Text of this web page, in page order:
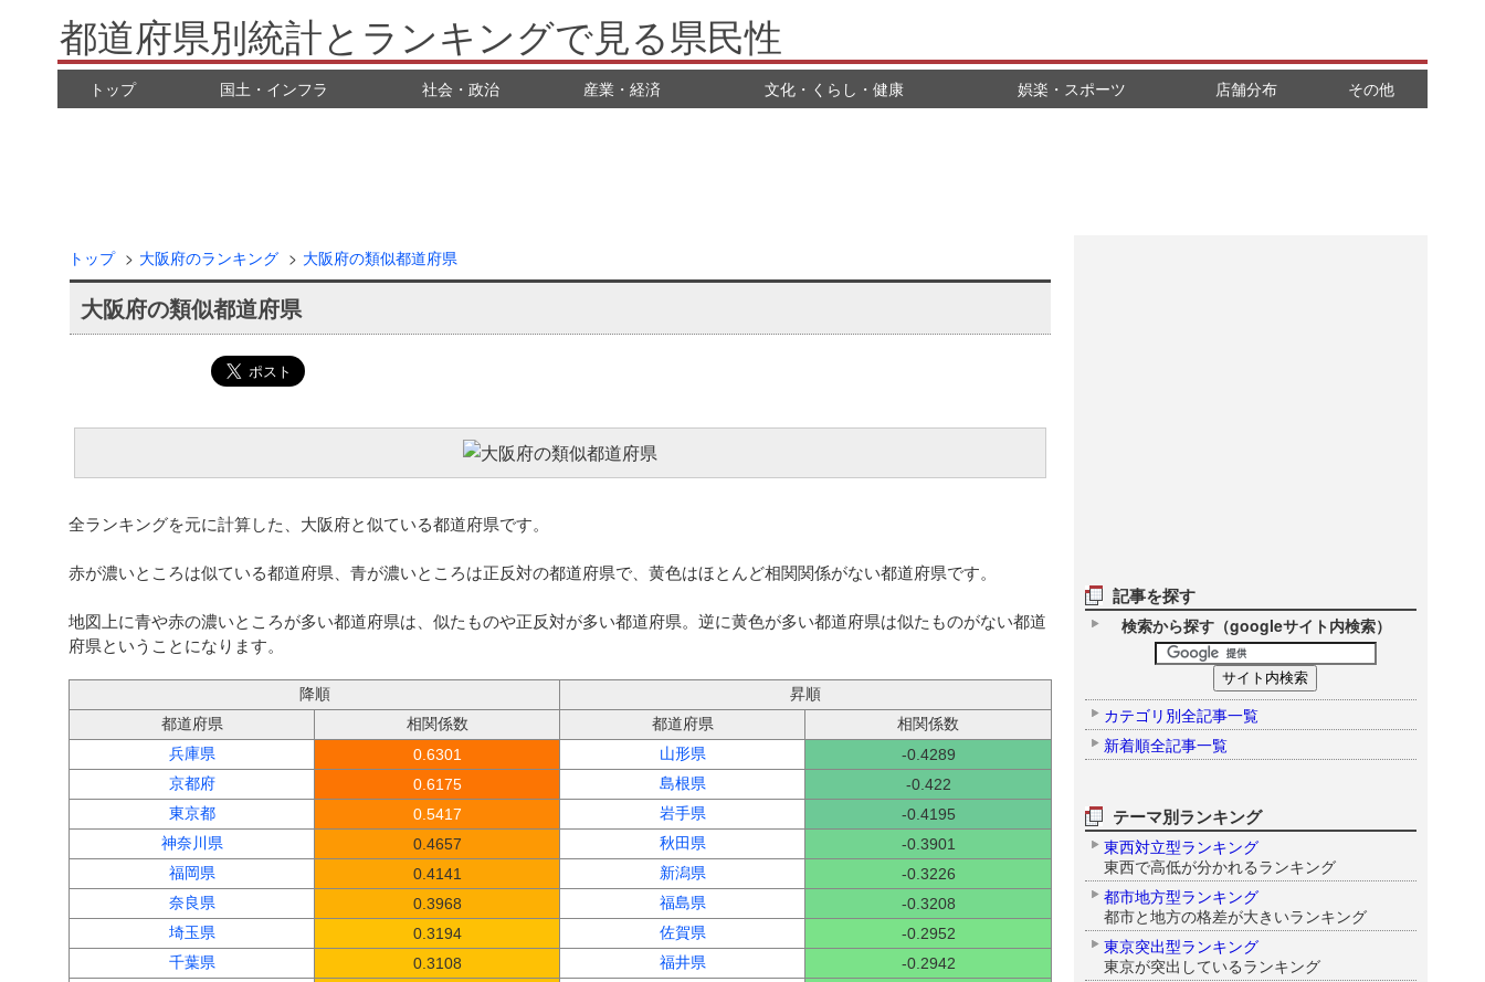
都道府県別統計とランキングで見る県民性
トップ 国土・インフラ 社会・政治 産業・経済 文化・くらし・健康 娯楽・スポーツ 店舗分布 その他
記事を探す
検索から探す（googleサイト内検索）
カテゴリ別全記事一覧
新着順全記事一覧
テーマ別ランキング
東西対立型ランキング
東西で高低が分かれるランキング
都市地方型ランキング
都市と地方の格差が大きいランキング
東京突出型ランキング
東京が突出しているランキング
トップ 大阪府のランキング 大阪府の類似都道府県
大阪府の類似都道府県
全ランキングを元に計算した、大阪府と似ている都道府県です。
赤が濃いところは似ている都道府県、青が濃いところは正反対の都道府県で、黄色はほとんど相関関係がない都道府県です。
地図上に青や赤の濃いところが多い都道府県は、似たものや正反対が多い都道府県。逆に黄色が多い都道府県は似たものがない都道
府県ということになります。
降順
昇順
都道府県
相関係数 都道府県
相関係数
兵庫県
0.6301 山形県
-0.4289
京都府
0.6175 島根県
-0.422
東京都
0.5417 岩手県
-0.4195
神奈川県
0.4657 秋田県
-0.3901
福岡県
0.4141 新潟県
-0.3226
奈良県
0.3968 福島県
-0.3208
埼玉県
0.3194 佐賀県
-0.2952
千葉県
0.3108 福井県
-0.2942